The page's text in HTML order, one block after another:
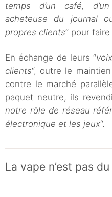
temps d’un café,
acheteuse du journal
propres clients” pour
En échange de leurs “
clients“, outre le
contre le marché
paquet neutre, ils
notre rôle de réseau
électronique et les jeux“.
La vape n’est pas